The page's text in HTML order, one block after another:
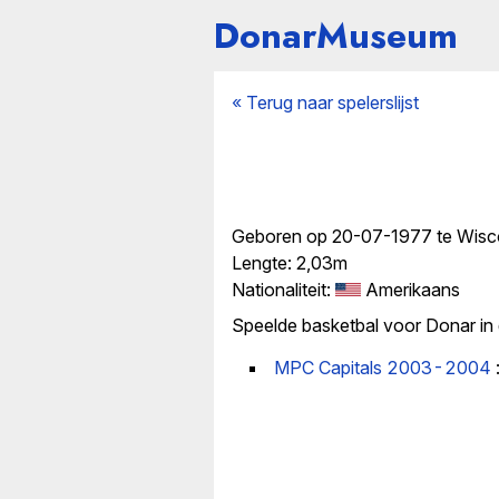
DonarMuseum
« Terug naar spelerslijst
Geboren op 20-07-1977 te
Lengte: 2,03m
Nationaliteit:
Amerikaans
Speelde basketbal voor Donar
MPC Capitals 2003-2004